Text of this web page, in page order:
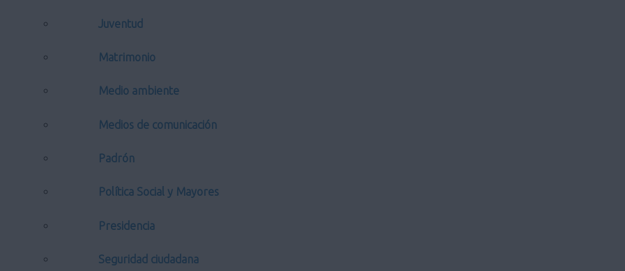
Juventud
Matrimonio
Medio ambiente
Medios de comunicación
Padrón
Política Social y Mayores
Presidencia
Seguridad ciudadana